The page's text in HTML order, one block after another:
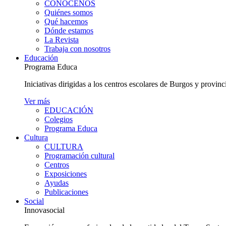
CONÓCENOS
Quiénes somos
Qué hacemos
Dónde estamos
La Revista
Trabaja con nosotros
Educación
Programa Educa
Iniciativas dirigidas a los centros escolares de Burgos y
Ver más
EDUCACIÓN
Colegios
Programa Educa
Cultura
CULTURA
Programación cultural
Centros
Exposiciones
Ayudas
Publicaciones
Social
Innovasocial